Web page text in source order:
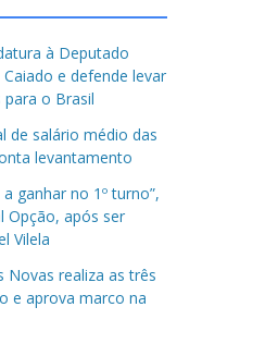
à Deputado
e defende levar
o Brasil
de salário médio das
levantamento
ganhar no 1º turno”,
Opção, após ser
Vilela
Novas realiza as três
e aprova marco na